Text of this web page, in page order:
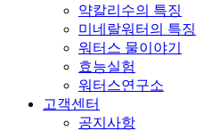
약칼리수의 특징
미네랄워터의 특징
워터스 물이야기
효능실험
워터스연구소
고객센터
공지사항